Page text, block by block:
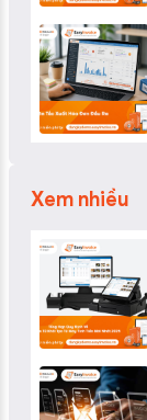
Xem nhiều